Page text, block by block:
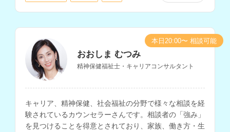
おおしま むつみ
精神保健福祉士・キャリアコンサルタント
キャリア、精神保健、社会福祉の分野で様々な相談を経
験されているカウンセラーさんです。相談者の「強み」
を見つけることを得意とされており、家族、働き方・生
本日20:00〜 相談可能